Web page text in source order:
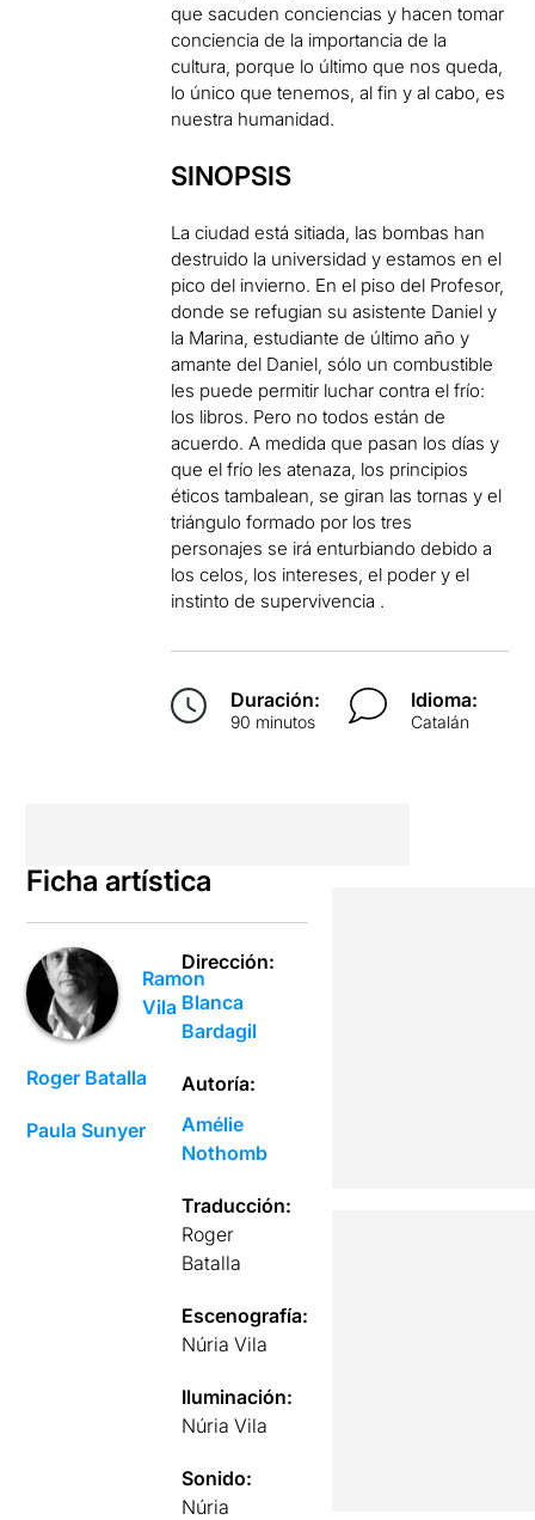
que sacuden conciencias y hacen tomar
conciencia de la importancia de la
cultura, porque lo último que nos queda,
lo único que tenemos, al fin y al cabo, es
nuestra humanidad.
SINOPSIS
La ciudad está sitiada, las bombas han
destruido la universidad y estamos en el
pico del invierno. En el piso del Profesor,
donde se refugian su asistente Daniel y
la Marina, estudiante de último año y
amante del Daniel, sólo un combustible
les puede permitir luchar contra el frío:
los libros. Pero no todos están de
acuerdo. A medida que pasan los días y
que el frío les atenaza, los principios
éticos tambalean, se giran las tornas y el
triángulo formado por los tres
personajes se irá enturbiando debido a
los celos, los intereses, el poder y el
instinto de supervivencia .
Duración:
90 minutos
Idioma:
Catalán
Ficha artística
Ramon
Vila
Roger Batalla
Paula Sunyer
Dirección:
Blanca
Bardagil
Autoría:
Amélie
Nothomb
Traducción:
Roger
Batalla
Escenografía:
Núria Vila
Iluminación:
Núria Vila
Sonido:
Núria